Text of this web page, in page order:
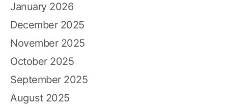
January 2026
December 2025
November 2025
October 2025
September 2025
August 2025